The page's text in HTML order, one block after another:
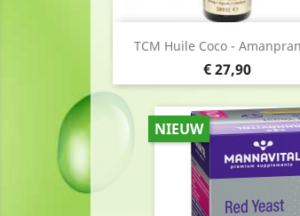
TCM Huile Coco -
Prijs
€ 27,90
Snel bekijken
NIEUW